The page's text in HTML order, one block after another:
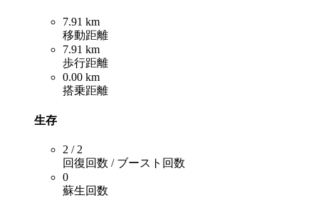
7.91 km
移動距離
7.91 km
歩行距離
0.00 km
搭乗距離
生存
2 / 2
回復回数 / ブースト回数
0
蘇生回数